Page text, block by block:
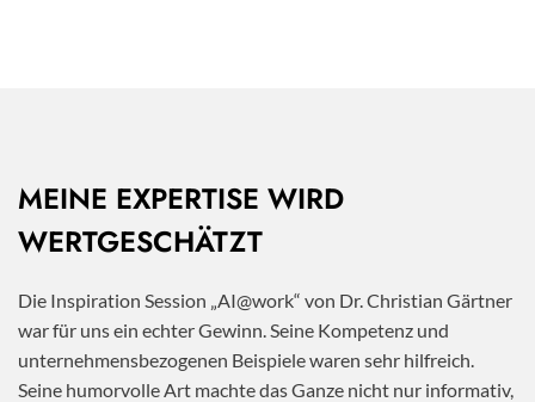
MEINE EXPERTISE WIRD
WERTGESCHÄTZT
Die Inspiration Session „AI@work“ von Dr. Christian Gärtner
war für uns ein echter Gewinn. Seine Kompetenz und
unternehmensbezogenen Beispiele waren sehr hilfreich.
Seine humorvolle Art machte das Ganze nicht nur informativ,